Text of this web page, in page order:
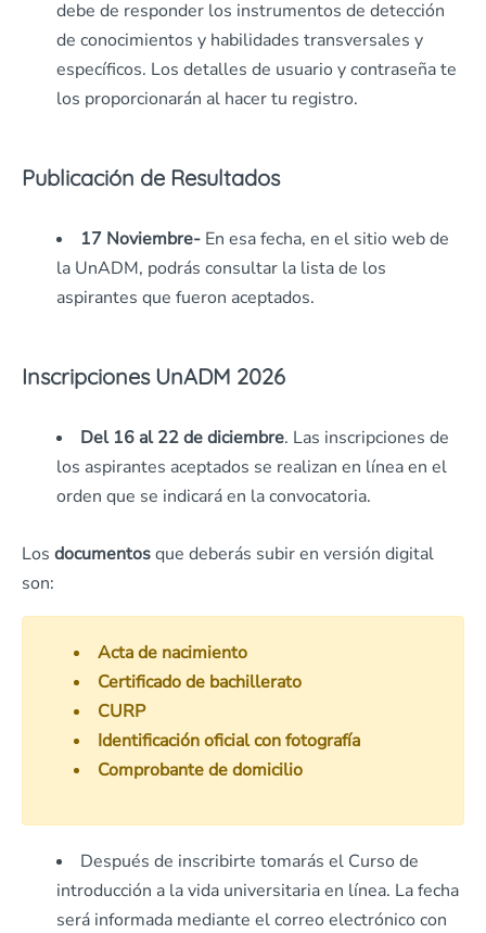
debe de responder los instrumentos de detección
de conocimientos y habilidades transversales y
específicos. Los detalles de usuario y contraseña te
los proporcionarán al hacer tu registro.
Publicación de Resultados
17 Noviembre- En esa fecha, en el sitio web de
la UnADM, podrás consultar la lista de los
aspirantes que fueron aceptados.
Inscripciones UnADM 2026
Del 16 al 22 de diciembre. Las inscripciones de
los aspirantes aceptados se realizan en línea en el
orden que se indicará en la convocatoria.
Los documentosque deberás subir en versión digital
son:
Acta de nacimiento
Certificado de bachillerato
CURP
Identificación oficial con fotografía
Comprobante de domicilio
Después de inscribirte tomarás el Curso de
introducción a la vida universitaria en línea. La fecha
será informada mediante el correo electrónico con